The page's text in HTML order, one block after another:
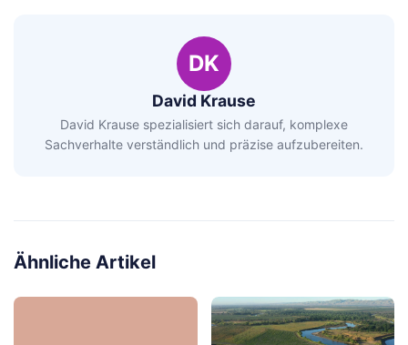
DK
David Krause
David Krause spezialisiert sich darauf, komplexe
Sachverhalte verständlich und präzise aufzubereiten.
Ähnliche Artikel